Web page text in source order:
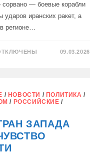
— боевые корабли
иранских ракет, а
регионе…
09.03.2026
/ НОВОСТИ / ПОЛИТИКА /
/ РОССИЙСКИЕ /
ЗАПАДА